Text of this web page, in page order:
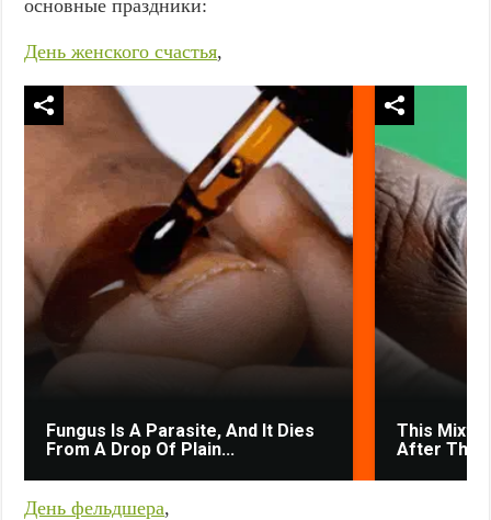
основные праздники:
День женского счастья,
Fungus Is A Parasite, And It Dies
From A Drop Of Plain...
This
After The
День фельдшера,